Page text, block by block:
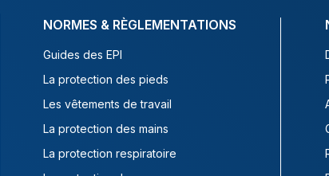
NORMES & RÈGLEMENTATIONS
Guides des EPI
La protection des pieds
Les vêtements de travail
La protection des mains
La protection respiratoire